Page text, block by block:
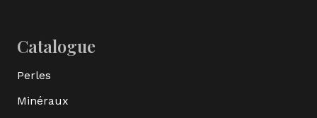
Catalogue
Perles
Minéraux